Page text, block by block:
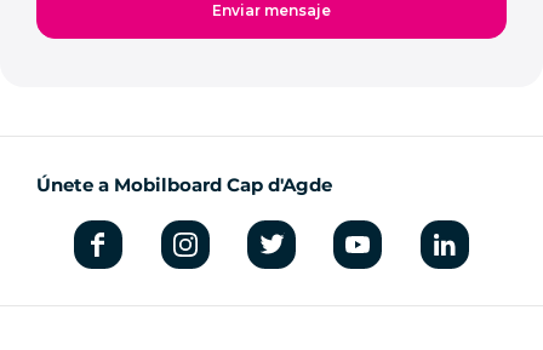
Únete a Mobilboard Cap d'Agde